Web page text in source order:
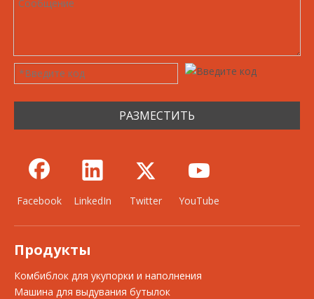
РАЗМЕСТИТЬ
Facebook LinkedIn Twitter YouTube
Продукты
Комбиблок для укупорки и наполнения
Машина для выдувания бутылок